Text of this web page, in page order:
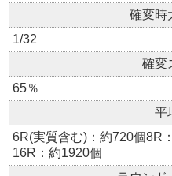
確変時
1/32
確変
65％
平
6R(実質含む)：約720個8R
16R：約1920個